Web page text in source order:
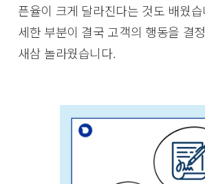
픈율이 크게 달라진다는 것도 배웠
세한 부분이 결국 고객의 행동을 결
새삼 놀라웠습니다.